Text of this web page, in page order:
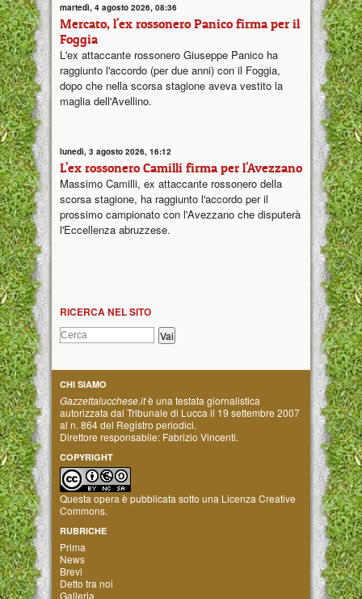
martedì, 4 agosto 2026, 08:36
Mercato, l'ex rossonero Panico firma per il
Foggia
L'ex attaccante rossonero Giuseppe Panico ha
raggiunto l'accordo (per due anni) con il Foggia,
dopo che nella scorsa stagione aveva vestito la
maglia dell'Avellino.
lunedì, 3 agosto 2026, 16:12
L'ex rossonero Camilli firma per l'Avezzano
Massimo Camilli, ex attaccante rossonero della
scorsa stagione, ha raggiunto l'accordo per il
prossimo campionato con l'Avezzano che disputerà
l'Eccellenza abruzzese.
RICERCA NEL SITO
CHI SIAMO
Gazzettalucchese.itè una testata giornalistica
autorizzata dal Tribunale di Lucca il 19 settembre 2007
al n. 864 del Registro periodici.
Direttore responsabile: Fabrizio Vincenti.
COPYRIGHT
Questa opera è pubblicata sotto una Licenza Creative
Commons.
RUBRICHE
Prima
News
Brevi
Detto tra noi
Galleria